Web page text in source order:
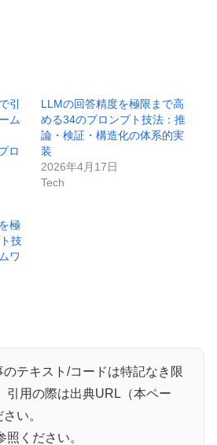
引
ム
ロ
LLMの回答精度を極限まで高
める34のプロンプト技法：推
論・検証・構造化の体系的実
装
2026年4月17日
Tech
極
技
ワ
のテキスト/コードは特記なき限
引用の際は出典URL（本ペー
い。
照ください。